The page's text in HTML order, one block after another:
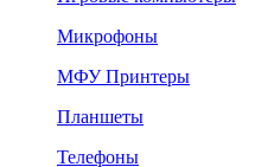
Микрофоны
МФУ Принтеры
Планшеты
Телефоны